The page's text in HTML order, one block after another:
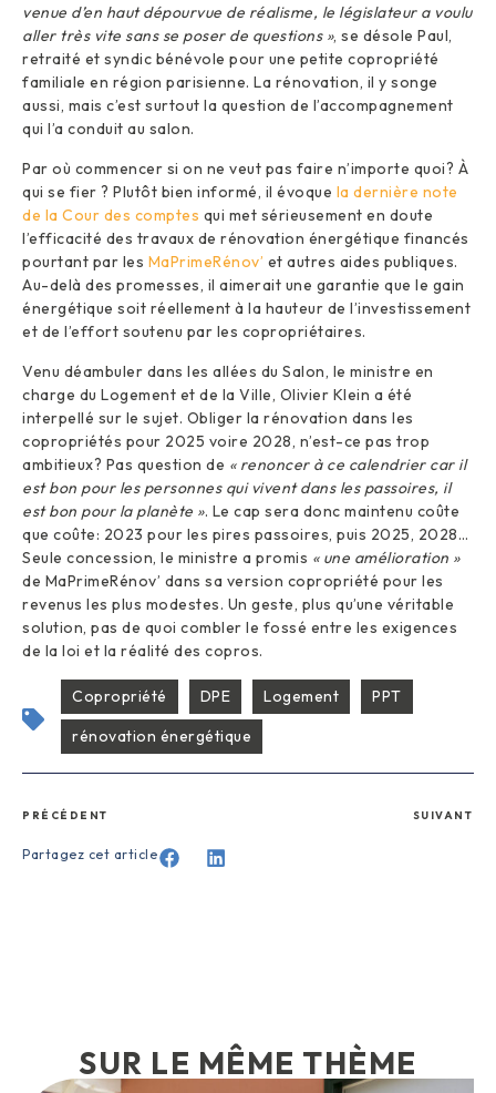
venue d’en haut dépourvue de réalisme, le législateur a voulu
aller très vite sans se poser de questions », se désole Paul,
retraité et syndic bénévole pour une petite copropriété
familiale en région parisienne. La rénovation, il y songe
aussi, mais c’est surtout la question de l’accompagnement
qui l’a conduit au salon.
Par où commencer si on ne veut pas faire n’importe quoi? À
qui se fier ? Plutôt bien informé, il évoque la dernière note
de la Cour des comptes qui met sérieusement en doute
l’efficacité des travaux de rénovation énergétique financés
pourtant par les MaPrimeRénov’ et autres aides publiques.
Au-delà des promesses, il aimerait une garantie que le gain
énergétique soit réellement à la hauteur de l’investissement
et de l’effort soutenu par les copropriétaires.
Venu déambuler dans les allées du Salon, le ministre en
charge du Logement et de la Ville, Olivier Klein a été
interpellé sur le sujet. Obliger la rénovation dans les
copropriétés pour 2025 voire 2028, n’est-ce pas trop
ambitieux? Pas question de « renoncer à ce calendrier car il
est bon pour les personnes qui vivent dans les passoires, il
est bon pour la planète ». Le cap sera donc maintenu coûte
que coûte: 2023 pour les pires passoires, puis 2025, 2028…
Seule concession, le ministre a promis « une amélioration »
de MaPrimeRénov’ dans sa version copropriété pour les
revenus les plus modestes. Un geste, plus qu’une véritable
solution, pas de quoi combler le fossé entre les exigences
de la loi et la réalité des copros.
Copropriété DPE Logement
PPT
rénovation énergétique
PRÉCÉDENT SUIVANT
Partagez cet article
SUR LE MÊME THÈME